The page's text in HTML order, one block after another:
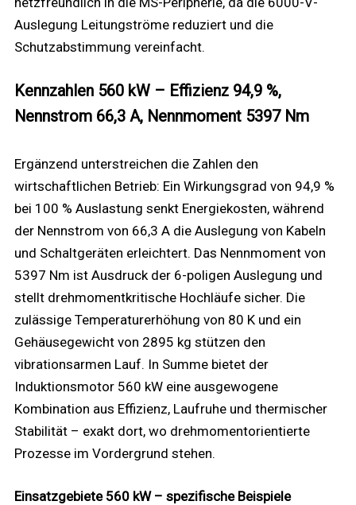
Auslegung Leitungströme reduziert und die
Schutzabstimmung vereinfacht.
Kennzahlen 560 kW – Effizienz 94,9 %,
Nennstrom 66,3 A, Nennmoment 5397 Nm
Ergänzend unterstreichen die Zahlen den
wirtschaftlichen Betrieb: Ein Wirkungsgrad von 94,9 %
bei 100 % Auslastung senkt Energiekosten, während
der Nennstrom von 66,3 A die Auslegung von Kabeln
und Schaltgeräten erleichtert. Das Nennmoment von
5397 Nm ist Ausdruck der 6-poligen Auslegung und
stellt drehmomentkritische Hochläufe sicher. Die
zulässige Temperaturerhöhung von 80 K und ein
Gehäusegewicht von 2895 kg stützen den
vibrationsarmen Lauf. In Summe bietet der
Induktionsmotor 560 kW eine ausgewogene
Kombination aus Effizienz, Laufruhe und thermischer
Stabilität – exakt dort, wo drehmomentorientierte
Prozesse im Vordergrund stehen.
Einsatzgebiete 560 kW – spezifische Beispiele